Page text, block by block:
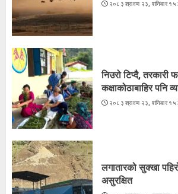
2
निउरो टिप्दै, तरकारी
3
लगातारको सुक्खा
२०८३ श्रावण २३, शनिबार
निउरो टिप्दै, तरकारी
कक्षाकोठाबाहिर पनि
२०८३ श्रावण २३, शनिबार
लगातारको सुक्खा
असुरक्षित